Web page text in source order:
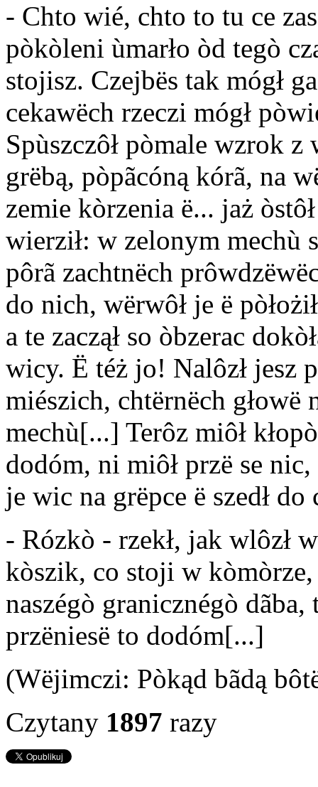
- Chto wié, chto to tu ce
pòkòleni ùmarło òd tegò
stojisz. Czejbës tak mógł
cekawëch rzeczi mógł
Spùszczôł pòmale wzrok
grëbą, pòpãcóną kórã, na
zemie kòrzenia ë... jaż
wierził: w zelonym mechù
pôrã zachtnëch
do nich, wërwôł je ë
a te zaczął so òbzerac
wicy. Ë téż jo! Nalôzł jesz
miészich, chtërnëch głowë
mechù[...] Terôz miôł
dodóm, ni miôł przë se
je wic na grëpce ë szedł do
- Rózkò - rzekł, jak wlôzł
kòszik, co stoji w
naszégò granicznégò
przëniesë to dodóm[...]
(Wëjimczi: Pòkąd bãdą
Czytany 1897 razy